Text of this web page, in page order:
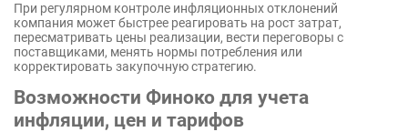
При регулярном контроле инфляционных отклонений
компания может быстрее реагировать на рост затрат,
пересматривать цены реализации, вести переговоры с
поставщиками, менять нормы потребления или
корректировать закупочную стратегию.
Возможности Финоко для учета
инфляции, цен и тарифов